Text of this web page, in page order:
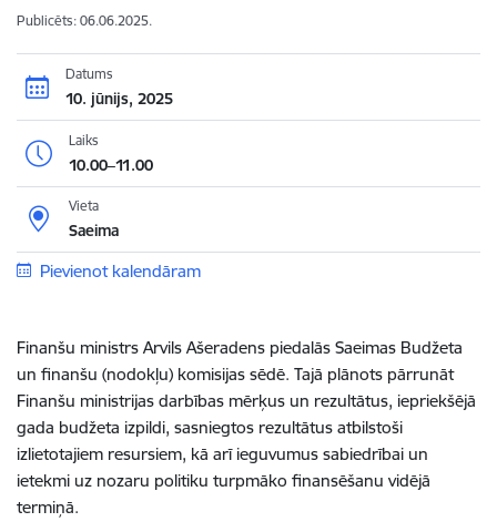
Publicēts: 06.06.2025.
Datums
10. jūnijs, 2025
Laiks
10.00–11.00
Vieta
Saeima
Pievienot kalendāram
Finanšu ministrs Arvils Ašeradens piedalās Saeimas Budžeta
un finanšu (nodokļu) komisijas sēdē. Tajā plānots pārrunāt
Finanšu ministrijas darbības mērķus un rezultātus, iepriekšējā
gada budžeta izpildi, sasniegtos rezultātus atbilstoši
izlietotajiem resursiem, kā arī ieguvumus sabiedrībai un
ietekmi uz nozaru politiku turpmāko finansēšanu vidējā
termiņā.